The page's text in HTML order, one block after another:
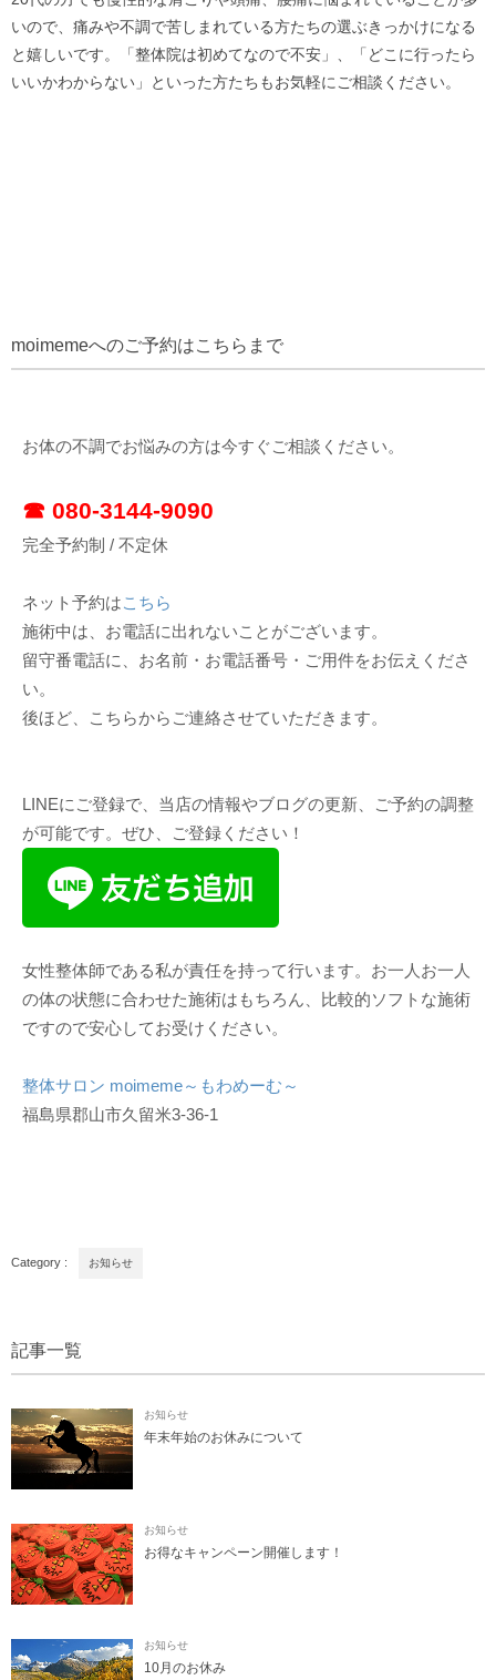
いので、痛みや不調で苦しまれている方たちの選ぶきっかけになる
と嬉しいです。「整体院は初めてなので不安」、「どこに行ったら
いいかわからない」といった方たちもお気軽にご相談ください。
moimemeへのご予約はこちらまで
お体の不調でお悩みの方は今すぐご相談ください。
☎︎ 080-3144-9090
完全予約制 / 不定休
ネット予約はこちら
施術中は、お電話に出れないことがございます。
留守番電話に、お名前・お電話番号・ご用件をお伝えくださ
い。
後ほど、こちらからご連絡させていただきます。
LINEにご登録で、当店の情報やブログの更新、ご予約の調整
が可能です。ぜひ、ご登録ください！
女性整体師である私が責任を持って行います。お一人お一人
の体の状態に合わせた施術はもちろん、比較的ソフトな施術
ですので安心してお受けください。
整体サロン moimeme～もわめーむ～
福島県郡山市久留米3-36-1
Category : お知らせ
記事一覧
お知らせ
年末年始のお休みについて
お知らせ
お得なキャンペーン開催します！
お知らせ
10月のお休み